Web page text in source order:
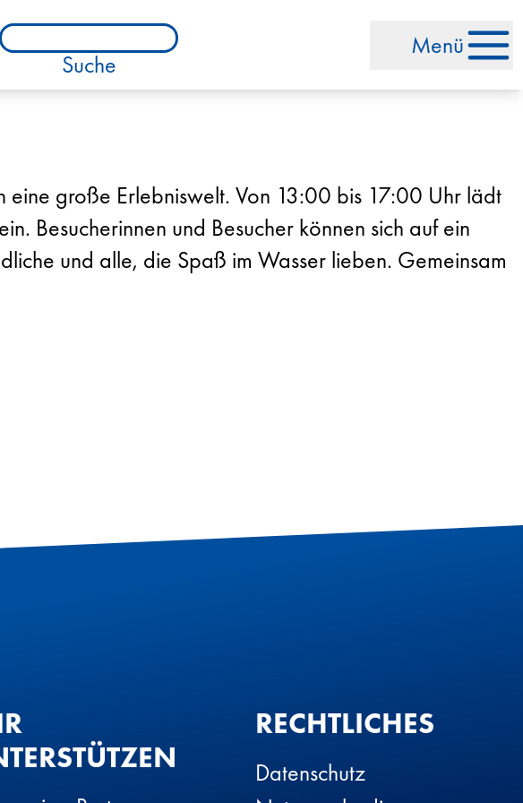
Suche
Menü
große Erlebniswelt. Von 13:00 bis 17:00 Uhr lädt
Besucherinnen und Besucher können sich auf ein
und alle, die Spaß im Wasser lieben. Gemeinsam
RECHTLICHES
Datenschutz